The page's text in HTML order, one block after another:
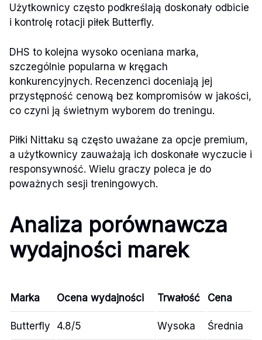
Użytkownicy często podkreślają doskonały odbicie
i kontrolę rotacji piłek Butterfly.
DHS to kolejna wysoko oceniana marka,
szczególnie popularna w kręgach
konkurencyjnych. Recenzenci doceniają jej
przystępność cenową bez kompromisów w jakości,
co czyni ją świetnym wyborem do treningu.
Piłki Nittaku są często uważane za opcje premium,
a użytkownicy zauważają ich doskonałe wyczucie i
responsywność. Wielu graczy poleca je do
poważnych sesji treningowych.
Analiza porównawcza
wydajności marek
Marka Ocena wydajności Trwałość Cena
Butterfly 4.8/5 Wysoka Średnia